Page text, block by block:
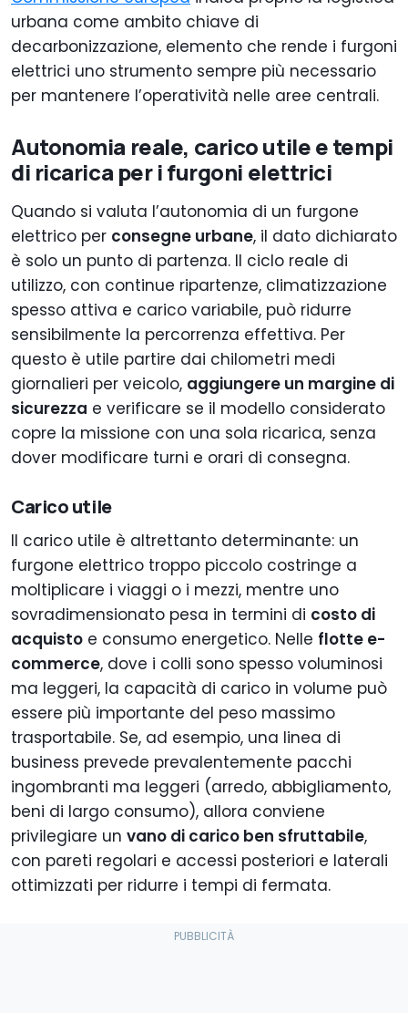
urbana come ambito chiave di
decarbonizzazione, elemento che rende i furgoni
elettrici uno strumento sempre più necessario
per mantenere l’operatività nelle aree centrali.
Autonomia reale, carico utile e tempi
di ricarica per i furgoni elettrici
Quando si valuta l’autonomia di un furgone
elettrico per consegne urbane, il dato dichiarato
è solo un punto di partenza. Il ciclo reale di
utilizzo, con continue ripartenze, climatizzazione
spesso attiva e carico variabile, può ridurre
sensibilmente la percorrenza effettiva. Per
questo è utile partire dai chilometri medi
giornalieri per veicolo, aggiungere un margine di
sicurezza e verificare se il modello considerato
copre la missione con una sola ricarica, senza
dover modificare turni e orari di consegna.
Carico utile
Il carico utile è altrettanto determinante: un
furgone elettrico troppo piccolo costringe a
moltiplicare i viaggi o i mezzi, mentre uno
sovradimensionato pesa in termini di costo di
acquisto e consumo energetico. Nelle flotte e-
commerce, dove i colli sono spesso voluminosi
ma leggeri, la capacità di carico in volume può
essere più importante del peso massimo
trasportabile. Se, ad esempio, una linea di
business prevede prevalentemente pacchi
ingombranti ma leggeri (arredo, abbigliamento,
beni di largo consumo), allora conviene
privilegiare un vano di carico ben sfruttabile,
con pareti regolari e accessi posteriori e laterali
ottimizzati per ridurre i tempi di fermata.